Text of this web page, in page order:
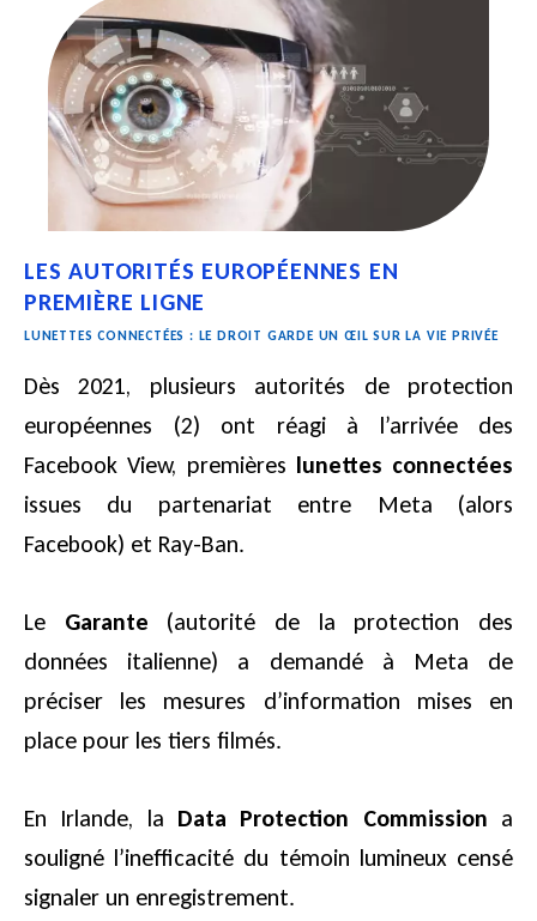
LES AUTORITÉS EUROPÉENNES EN
PREMIÈRE LIGNE
LUNETTES CONNECTÉES : LE DROIT GARDE UN ŒIL SUR LA VIE PRIVÉE
Dès 2021, plusieurs autorités de protection
européennes (2) ont réagi à l’arrivée des
Facebook View, premières lunettes connectées
issues du partenariat entre Meta (alors
Facebook) et Ray-Ban.
Le Garante (autorité de la protection des
données italienne) a demandé à Meta de
préciser les mesures d’information mises en
place pour les tiers filmés.
En Irlande, la Data Protection Commission a
souligné l’inefficacité du témoin lumineux censé
signaler un enregistrement.